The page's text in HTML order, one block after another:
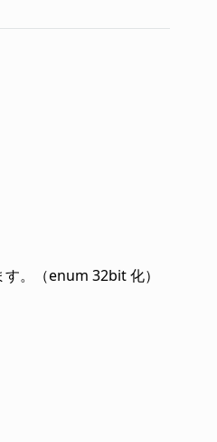
。（enum 32bit 化）